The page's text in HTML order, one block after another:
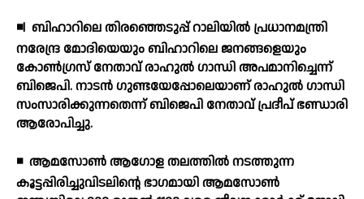
◾l ബിഹാറിലെ തിരഞ്ഞെടുപ്പ് റാലിയില്‍ പ്രധാനമന്ത്രി
നരേന്ദ്ര മോദിയെയും ബിഹാറിലെ ജനങ്ങളെയും
കോണ്‍ഗ്രസ് നേതാവ് രാഹുല്‍ ഗാന്ധി അപമാനിച്ചെന്ന്
ബിജെപി. നാടന്‍ ഗുണ്ടയേപ്പോലെയാണ് രാഹുല്‍ ഗാന്ധി
സംസാരിക്കുന്നതെന്ന് ബിജെപി നേതാവ് പ്രദീപ് ഭണ്ഡാരി
ആരോപിച്ചു.
◾ ആമസോണ്‍ ആഗോള തലത്തില്‍ നടത്തുന്ന
കൂട്ടപ്പിരിച്ചുവിടലിന്റെ ഭാഗമായി ആമസോണ്‍